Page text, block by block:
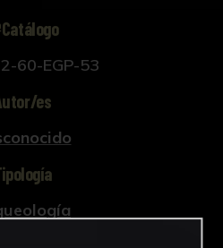
60-EGP-53
es